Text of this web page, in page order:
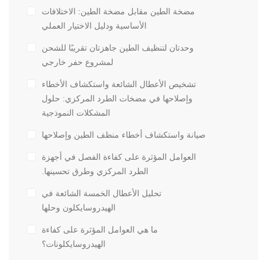
مضخة الطين مقابل مضخة الطين: الاختلافات
الأساسية ودليل الاختيار العملي
وحدتان لتنظيف الطين جاهزتان تقريبًا للشحن
لمشروع حفر خارجي
تشخيص الأعطال الشائعة واستكشاف الأخطاء
وإصلاحها في مضخات الطرد المركزي: حلول
المشكلات النموذجية
صيانة واستكشاف أخطاء منظف الطين وإصلاحها
العوامل المؤثرة على كفاءة الفصل في أجهزة
الطرد المركزي وطرق تحسينها.
تحليل الأعطال الخمسة الشائعة في
الهيدروسايكلون وحلها
ما هي العوامل المؤثرة على كفاءة
الهيدروسايكلونات؟